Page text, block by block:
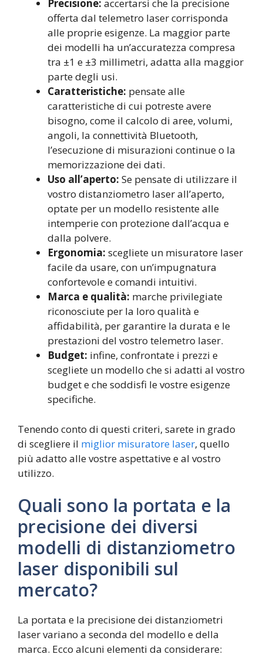
Precisione: accertarsi che la precisione
offerta dal telemetro laser corrisponda
alle proprie esigenze. La maggior parte
dei modelli ha un’accuratezza compresa
tra ±1 e ±3 millimetri, adatta alla maggior
parte degli usi.
Caratteristiche: pensate alle
caratteristiche di cui potreste avere
bisogno, come il calcolo di aree, volumi,
angoli, la connettività Bluetooth,
l’esecuzione di misurazioni continue o la
memorizzazione dei dati.
Uso all’aperto: Se pensate di utilizzare il
vostro distanziometro laser all’aperto,
optate per un modello resistente alle
intemperie con protezione dall’acqua e
dalla polvere.
Ergonomia: scegliete un misuratore laser
facile da usare, con un’impugnatura
confortevole e comandi intuitivi.
Marca e qualità: marche privilegiate
riconosciute per la loro qualità e
affidabilità, per garantire la durata e le
prestazioni del vostro telemetro laser.
Budget: infine, confrontate i prezzi e
scegliete un modello che si adatti al vostro
budget e che soddisfi le vostre esigenze
specifiche.
Tenendo conto di questi criteri, sarete in grado
di scegliere il miglior misuratore laser, quello
più adatto alle vostre aspettative e al vostro
utilizzo.
Quali sono la portata e la
precisione dei diversi
modelli di distanziometro
laser disponibili sul
mercato?
La portata e la precisione dei distanziometri
laser variano a seconda del modello e della
marca. Ecco alcuni elementi da considerare: